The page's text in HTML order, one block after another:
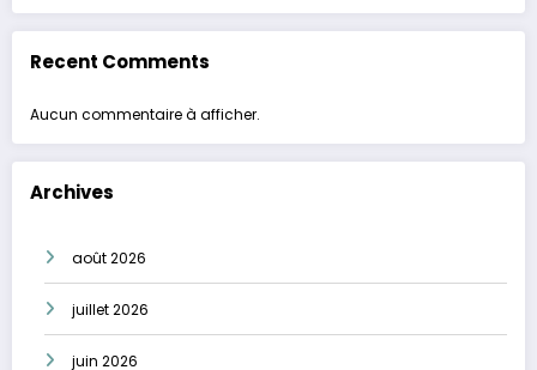
Recent Comments
Aucun commentaire à afficher.
Archives
août 2026
juillet 2026
juin 2026